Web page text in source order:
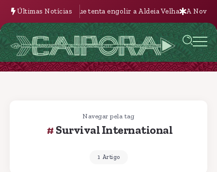
Últimas Notícias
engolir a Aldeia Velha A Nova Batalha pela Terra na
Navegar pela tag
Survival International
1 Artigo